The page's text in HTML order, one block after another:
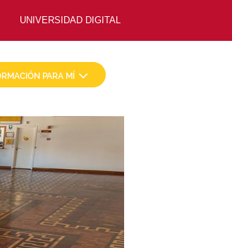
UNIVERSIDAD DIGITAL